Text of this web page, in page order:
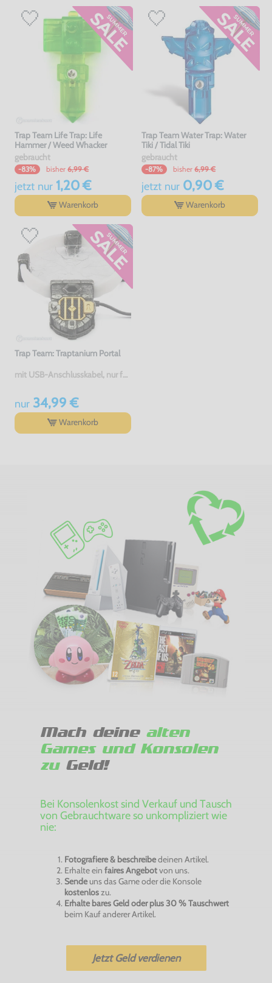
Trap Team Life Trap: Life
Hammer / Weed Whacker
gebraucht
-83% bisher 6,99 €
jetzt nur1,20 €
Warenkorb
Trap Team Water Trap: Water
Tiki / Tidal Tiki
gebraucht
-87% bisher 6,99 €
jetzt nur0,90 €
Warenkorb
Trap Team: Traptanium Portal
mit USB-Anschlusskabel, nur für PS3 / PS4 / Wii / Wii U, gebraucht
nur34,99 €
Warenkorb
Mach deine alten
Games und Konsolen
zuGeld!
Bei Konsolenkost sind Verkauf und Tausch
von Gebrauchtware so unkompliziert wie
nie:
Fotografiere & beschreibedeinen Artikel.
Erhalte ein faires Angebotvon uns.
Sendeuns das Game oder die Konsole
kostenloszu.
Erhalte bares Geld oder plus 30 % Tauschwert
beim Kauf anderer Artikel.
Jetzt Geld verdienen